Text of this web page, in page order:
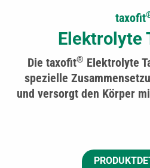
taxofit
Elektrolyte
Die taxofit® Elektrolyte
spezielle
und versorgt den Körper